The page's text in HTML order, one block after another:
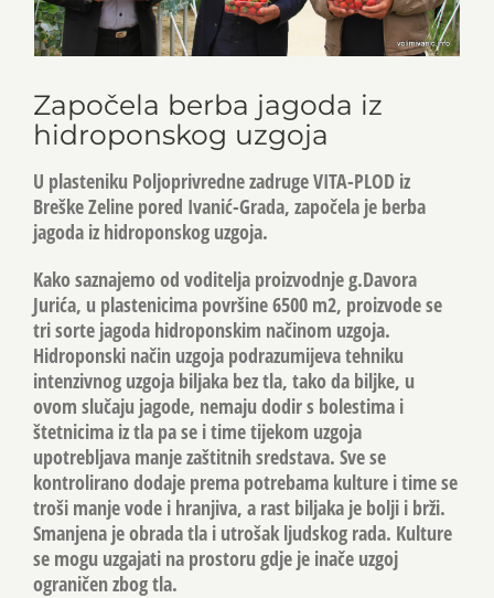
Započela berba jagoda iz
hidroponskog uzgoja
U plasteniku Poljoprivredne zadrugeVITA-PLOD iz
Breške Zeline pored Ivanić-Grada, započela je berba
jagoda iz hidroponskog uzgoja.
Kako saznajemo od voditelja proizvodnje g.Davora
Jurića, u plastenicima površine 6500 m2, proizvode se
tri sorte jagoda hidroponskim načinom uzgoja.
Hidroponski način uzgoja podrazumijeva tehniku
intenzivnog uzgoja biljaka bez tla, tako da biljke, u
ovom slučaju jagode, nemaju dodir s bolestima i
štetnicima iz tla pa se i time tijekom uzgoja
upotrebljava manje zaštitnih sredstava. Sve se
kontrolirano dodaje prema potrebama kulture i time se
troši manje vode i hranjiva, a rast biljaka je bolji i brži.
Smanjena je obrada tla i utrošak ljudskog rada. Kulture
se mogu uzgajati na prostoru gdje je inače uzgoj
ograničen zbog tla.